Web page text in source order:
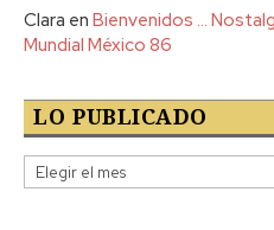
Clara enBienvenidos …
Mundial México 86
LO PUBLICADO
Lo
publicado